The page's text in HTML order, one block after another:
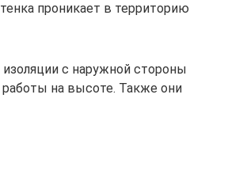
проникает в территорию
изоляции с наружной стороны
на высоте. Также они